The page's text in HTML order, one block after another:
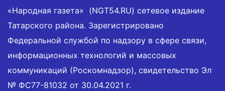
«Народная газета» (NGT54.RU) сетевое издание
Татарского района. Зарегистрировано
Федеральной службой по надзору в сфере связи,
информационных технологий и массовых
коммуникаций (Роскомнадзор), свидетельство Эл
№ ФС77-81032 от 30.04.2021 г.